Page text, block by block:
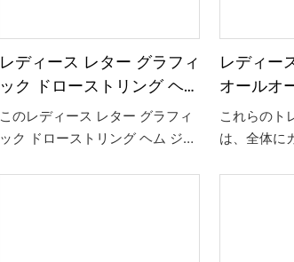
レディース レター グラフィ
ック ドローストリング ヘム
ジョガー アクティブウェア
用
このレディース レター グラフィ
ック ドローストリング ヘム ジョ
レディー
オールオ
イド ボウ
ーズフィ
これらのト
は、全体に